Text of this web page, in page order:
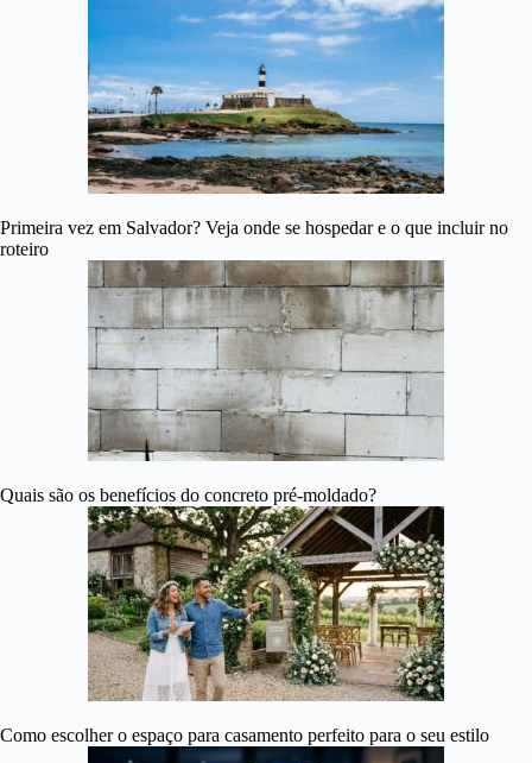
Primeira vez em Salvador? Veja onde se hospedar e o que incluir no
roteiro
Quais são os benefícios do concreto pré-moldado?
Como escolher o espaço para casamento perfeito para o seu estilo